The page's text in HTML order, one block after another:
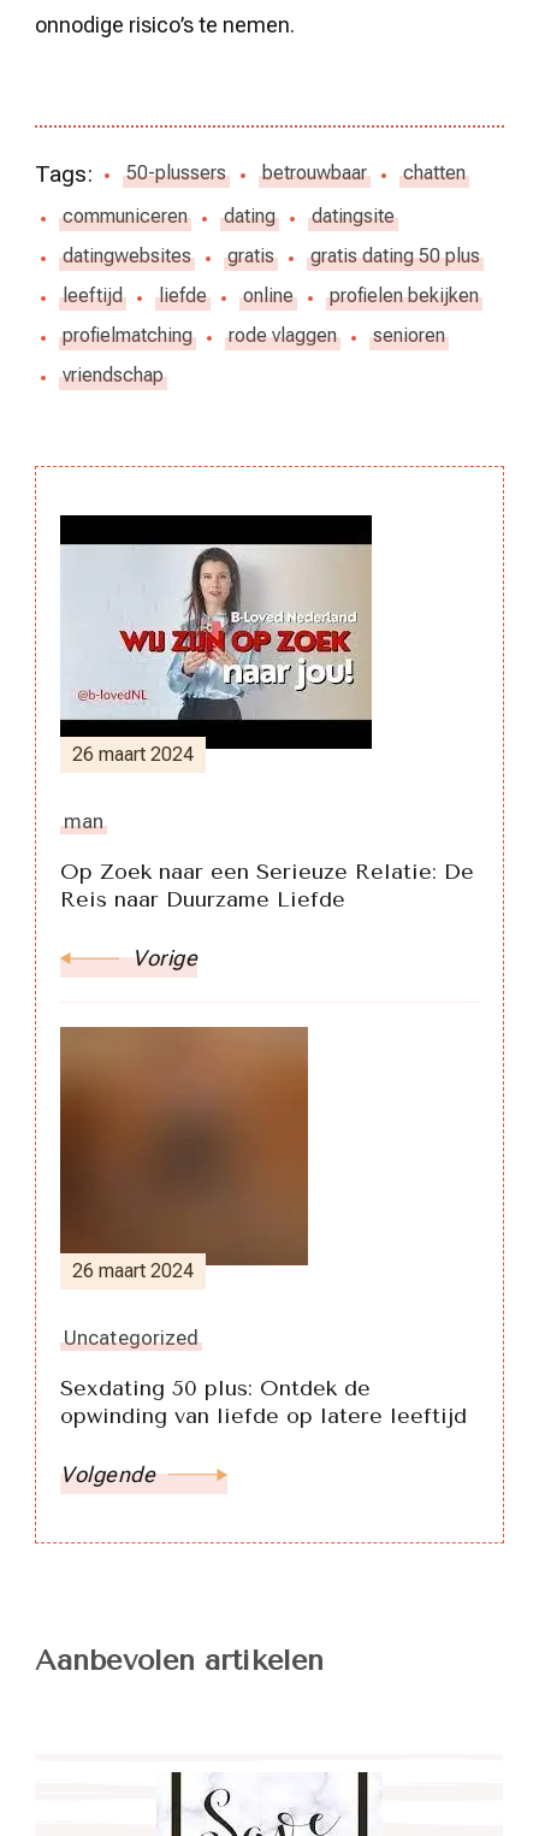
onnodige risico’s te nemen.
Tags: 50-plussers betrouwbaar
chatten
communiceren
dating
datingsite
datingwebsites
gratis
gratis dating 50 plus
leeftijd
liefde online
profielen bekijken
profielmatching
rode vlaggen
senioren
vriendschap
Berichtnavigatie
26 maart 2024
man
Op Zoek naar een Serieuze Relatie: De
Reis naar Duurzame Liefde
Vorige
26 maart 2024
Uncategorized
Sexdating 50 plus: Ontdek de
opwinding van liefde op latere leeftijd
Volgende
Aanbevolen artikelen